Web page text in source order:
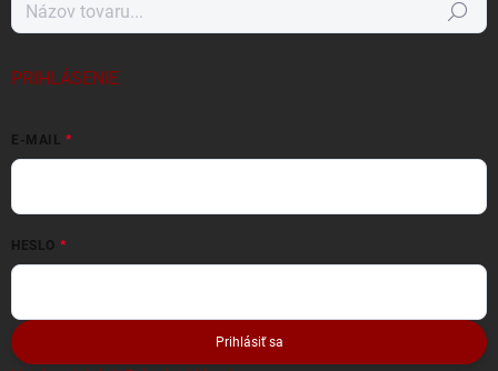
Hľadať
PRIHLÁSENIE
E-MAIL
HESLO
Prihlásiť sa